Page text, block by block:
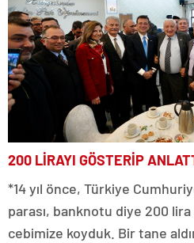
200 LİRAYI GÖSTERİP
*14 yıl önce, Türkiye
parası, banknotu diye 200 lira
cebimize koyduk. Bir tane